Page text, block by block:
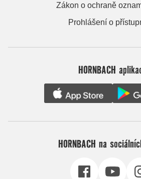
Zákon o ochraně
Prohlášení o
HORNBACH
HORNBACH na